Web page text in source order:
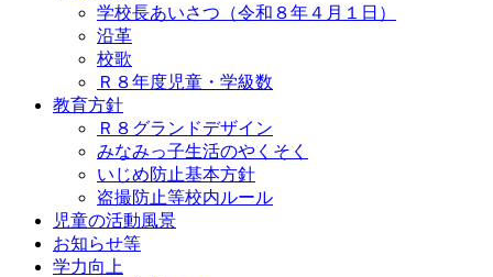
学校長あいさつ（令和８年４月１日）
沿革
校歌
Ｒ８年度児童・学級数
教育方針
Ｒ８グランドデザイン
みなみっ子生活のやくそく
いじめ防止基本方針
盗撮防止等校内ルール
児童の活動風景
お知らせ等
学力向上